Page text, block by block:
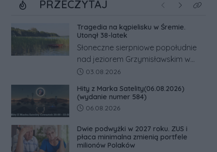
PRZECZYTAJ Poprzednie
NastępneKliknij
Tragedia na kąpielisku w Śremie.
Utonął 38-latek
Słoneczne sierpniowe popołudnie
nad jeziorem Grzymisławskim w
powiecie śremskim zakończyło się
odwrócić nawet natychmiastowe
działania służb ratunkowych.
Data dodania artykułu:
03.08.2026
Hity z Marka Satelity(06.08.2026)
(wydanie numer 584)
Data dodania artykułu:
06.08.2026
Dwie podwyżki w 2027 roku. ZUS i
płaca minimalna zmienią portfele
milionów Polaków